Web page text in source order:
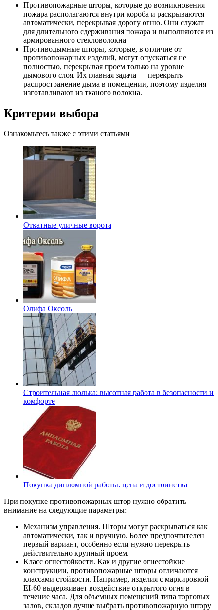
Противопожарные шторы, которые до возникновения
пожара располагаются внутри короба и раскрываются
автоматически, перекрывая дорогу огню. Они служат
для длительного сдерживания пожара и выполняются из
армированного стекловолокна.
Противодымные шторы, которые, в отличие от
противопожарных изделий, могут опускаться не
полностью, перекрывая проем только на уровне
дымового слоя. Их главная задача — перекрыть
распространение дыма в помещении, поэтому изделия
изготавливают из тканого волокна.
Критерии выбора
Ознакомьтесь также с этими статьями
Откатные уличные ворота
Олифа Оксоль
Строительная люлька: высотная работа в безопасности и
комфорте
Покупка дипломной работы: цена и достоинства
При покупке противопожарных штор нужно обратить
внимание на следующие параметры:
Механизм управления. Шторы могут раскрываться как
автоматически, так и вручную. Более предпочтителен
первый вариант, особенно если нужно перекрыть
действительно крупный проем.
Класс огнестойкости. Как и другие огнестойкие
конструкции, противопожарные шторы отличаются
классами стойкости. Например, изделия с маркировкой
EI-60 выдерживает воздействие открытого огня в
течение часа. Для объемных помещений типа торговых
залов, складов лучше выбрать противопожарную штору